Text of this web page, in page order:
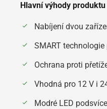
Hlavní výhody produktu
Nabíjení dvou
SMART
Ochrana proti
Vhodná pro 12 V i
Modré LED